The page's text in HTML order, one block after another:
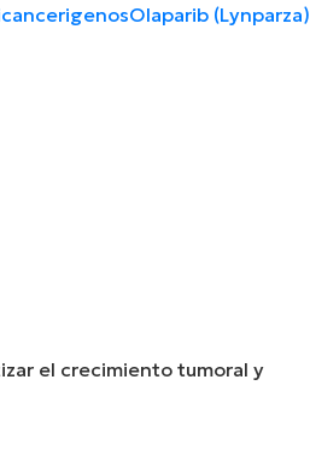
Olaparib (Lynparza)
el crecimiento tumoral y